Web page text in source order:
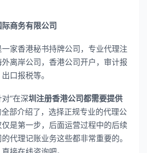
商务有限公司
香港秘书持牌公司，专业代理注
离岸公司，香港公司开户，审计报
口报税等。
“在深圳注册香港公司都需要提供
全部介绍了，选择正规专业的代理公
是第一步，后面运营过程中的后续
代理记账业务这些都非常重要的。